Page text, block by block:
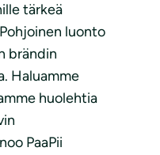
tärkeä
luonto
brändin
Haluamme
huolehtia
PaaPii